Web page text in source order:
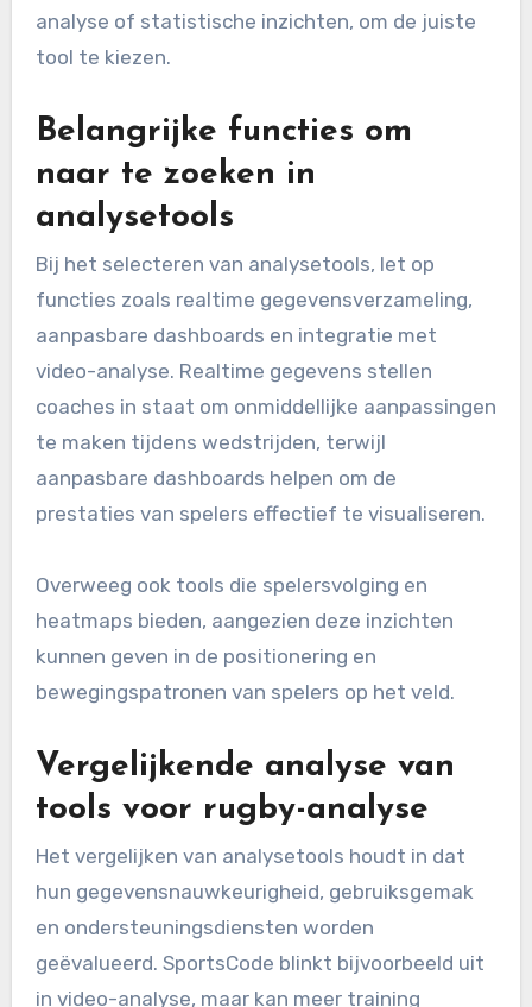
statistische gegevens, waardoor het een
favoriet is voor diepgaande analyses.
Elke tool heeft unieke sterke punten, dus teams
moeten hun specifieke behoeften beoordelen,
analyse of statistische inzichten, om de juiste
tool te kiezen.
Belangrijke functies om
naar te zoeken in
analysetools
Bij het selecteren van analysetools, let op
functies zoals realtime gegevensverzameling,
video-analyse. Realtime gegevens stellen
coaches in staat om onmiddellijke aanpassingen
te maken tijdens wedstrijden, terwijl
aanpasbare dashboards helpen om de
Overweeg ook tools die spelersvolging en
heatmaps bieden, aangezien deze inzichten
kunnen geven in de positionering en
bewegingspatronen van spelers op het veld.
Vergelijkende analyse van